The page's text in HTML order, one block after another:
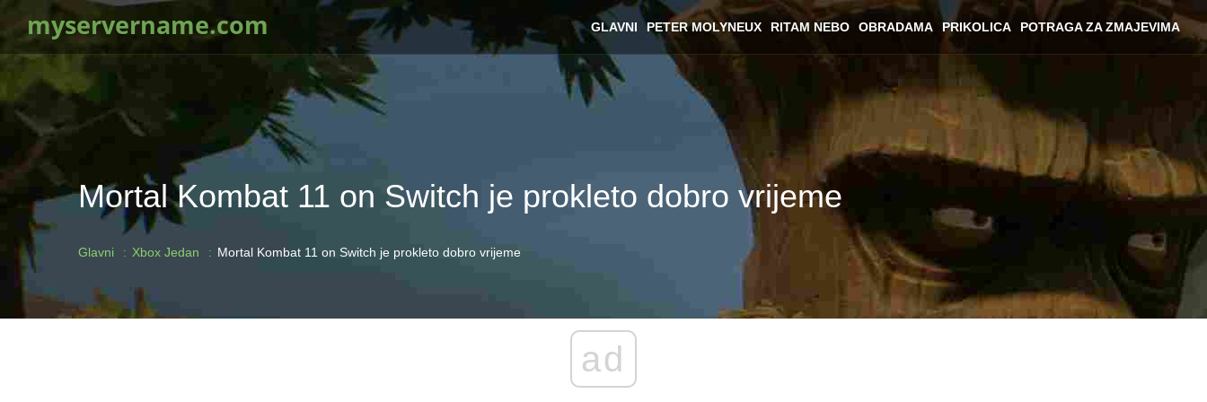
myservername.com GLAVNI PETER MOLYNEUX RITAM NEBO OBRADAMA PRIKOLICA POTRAGA ZA ZMAJEVIMA
Mortal Kombat 11 on Switch je prokleto dobro vrijeme
Glavni Xbox Jedan Mortal Kombat 11 on Switch je prokleto dobro vrijeme
ad